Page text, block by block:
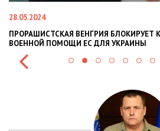
28.05.2024
ПРОРАШИСТСКАЯ ВЕНГРИЯ БЛОКИРУЕТ
ВОЕННОЙ ПОМОЩИ ЕС ДЛЯ УКРАИНЫ